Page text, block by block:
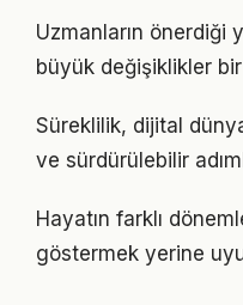
Uzmanların önerdiği
büyük değişiklikler
Süreklilik, dijital
ve sürdürülebilir
Hayatın farklı
göstermek yerine